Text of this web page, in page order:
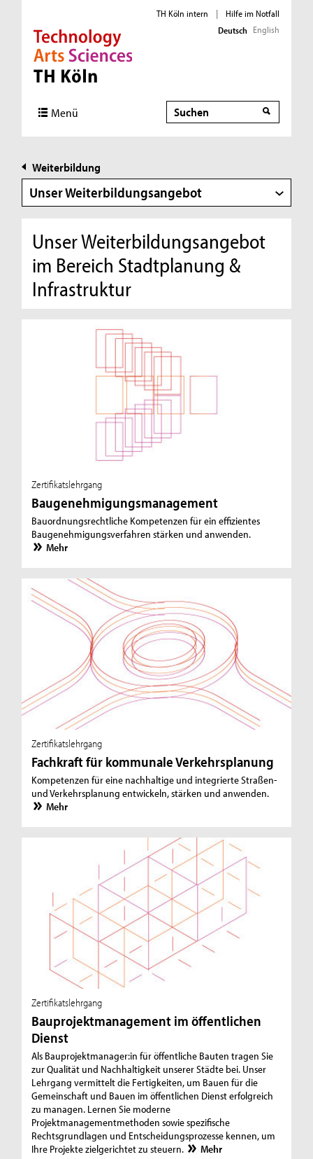
Direkt zur Hauptnavigation
Direkt zur Subnavigation
Direkt zum Inhalt
Direkt zum Fußbereich
TH Köln intern |
Hilfe im Notfall
Deutsch English
Menü Suche
Weiterbildung
Unser Weiterbildungsangebot
Unser Weiterbildungsangebot
im Bereich Stadtplanung &
Infrastruktur
Zertifikatslehrgang
Baugenehmigungsmanagement
Bauordnungsrechtliche Kompetenzen für ein effizientes
Baugenehmigungsverfahren stärken und anwenden.
Mehr
Zertifikatslehrgang
Fachkraft für kommunale Verkehrsplanung
Kompetenzen für eine nachhaltige und integrierte Straßen-
und Verkehrsplanung entwickeln, stärken und anwenden.
Mehr
Zertifikatslehrgang
Bauprojektmanagement im öffentlichen
Dienst
Als Bauprojektmanager:in für öffentliche Bauten tragen Sie
zur Qualität und Nachhaltigkeit unserer Städte bei. Unser
Lehrgang vermittelt die Fertigkeiten, um Bauen für die
Gemeinschaft und Bauen im öffentlichen Dienst erfolgreich
zu managen. Lernen Sie moderne
Projektmanagementmethoden sowie spezifische
Rechtsgrundlagen und Entscheidungsprozesse kennen, um
Ihre Projekte zielgerichtet zu steuern.
Mehr